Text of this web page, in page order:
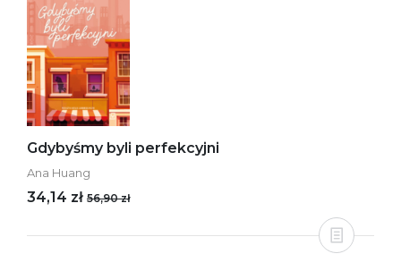
Gdybyśmy byli perfekcyjni
Ana Huang
34,14 zł 56,90 zł